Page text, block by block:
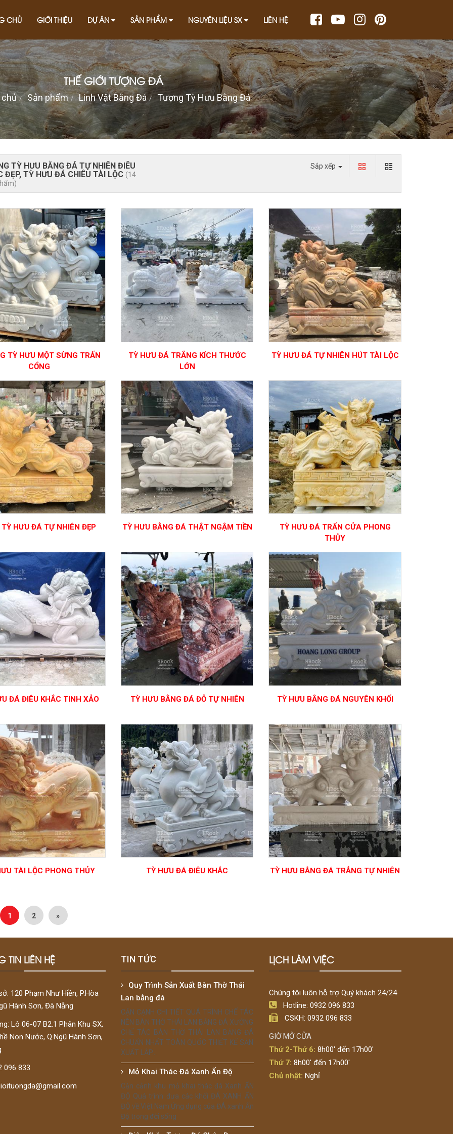
CHỦ GIỚI THIỆU DỰ ÁN SẢN PHẨM NGUYÊN LIỆU SX LIÊN HỆ
THẾ GIỚI TƯỢNG ĐÁ
chủ Sản phẩm Linh Vật Bằng Đá Tượng Tỳ Hưu Bằng Đá
TỲ HƯU BẰNG ĐÁ TỰ NHIÊN ĐIÊU
ĐẸP, TỲ HƯU ĐÁ CHIÊU TÀI LỘC (14
Sắp xếp
TỲ HƯU MỘT SỪNG TRẤN
CỔNG
TỲ HƯU ĐÁ TRẮNG KÍCH THƯỚC
LỚN
TỲ HƯU ĐÁ TỰ NHIÊN HÚT TÀI LỘC
HƯU ĐÁ TỰ NHIÊN ĐẸP TỲ HƯU BẰNG ĐÁ THẬT NGẬM TIỀN
TỲ HƯU ĐÁ TRẤN CỬA PHONG
THỦY
ĐÁ ĐIÊU KHẮC TINH XẢO TỲ HƯU BẰNG ĐÁ ĐỎ TỰ NHIÊN TỲ HƯU BẰNG ĐÁ NGUYÊN KHỐI
TÀI LỘC PHONG THỦY TỲ HƯU ĐÁ ĐIÊU KHẮC TỲ HƯU BẰNG ĐÁ TRẮNG TỰ NHIÊN
1 2 »
TIN LIÊN HỆ
120 Phạm Như Hiền, P.Hòa
Hành Sơn, Đà Nẵng
Lô 06-07 B2.1 Phân Khu SX,
Non Nước, Q.Ngũ Hành Sơn,
096 833
TIN TỨC
Quy Trình Sản Xuất Bàn Thờ Thái
Lan bằng đá
CẬN CẠNH CHI TIẾT QUÁ TRÌNH CHẾ TÁC
NÊN BÀN THỜ THÁI LAN BẰNG ĐÁ XƯỞNG
CHẾ TÁC BÀN THỜ THÁI LAN BẰNG ĐÁ
CHUẨN NHẤT TOÀN QUỐC THIẾT KẾ SẢN
XUẤT LẮP...
Mỏ Khai Thác Đá Xanh Ấn Độ
Cận cảnh khu mỏ khai thác đá Xanh ẤN
ĐỘ Quá trình đưa các khối ĐÁ XANH ẤN
ĐỘ về Việt Nam Ứng dụng của ĐÁ xanh Ấn
Độ trong đời sống
LỊCH LÀM VIỆC
Chúng tôi luôn hỗ trợ Quý khách 24/24
Hotline: 0932 096 833
CSKH: 0932 096 833
GIỜ MỞ CỬA
Thứ 2-Thứ 6: 8h00' đến 17h00'
Thứ 7: 8h00' đến 17h00'
Chủ nhật: Nghỉ